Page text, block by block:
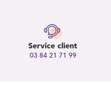
Service client
03 84 21 71 99